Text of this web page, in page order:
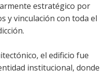
estratégico por
y vinculación con toda el
el edificio fue
institucional, donde